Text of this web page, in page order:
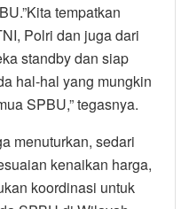
tempatkan
Polri dan juga dari
standby dan siap
hal-hal yang mungkin
SPBU,” tegasnya.
menuturkan, sedari
kenaikan harga,
koordinasi untuk